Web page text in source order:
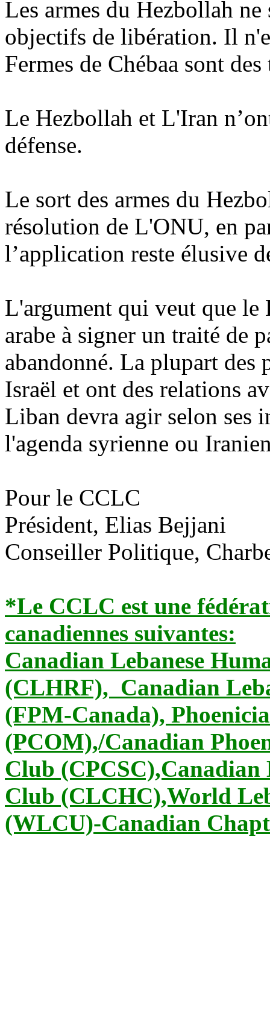
Les armes du Hezbollah
objectifs de libération. Il
Fermes de Chébaa sont
Le Hezbollah et L'Iran
défense.
Le sort des armes du
résolution de L'ONU, en
l’application reste élusive
L'argument qui veut que le
arabe à signer un traité de
abandonné. La plupart des
Israël et ont des relations
Liban devra agir selon ses
l'agenda syrienne ou
Pour le CCLC
Président, Elias Bejjani
Conseiller Politique,
*Le CCLC est une
canadiennes suivantes:
Canadian Lebanese
(CLHRF), Canadian
(FPM-Canada),
(PCOM),/Canadian
Club
Club (CLCHC),World
(WLCU)-Canadian